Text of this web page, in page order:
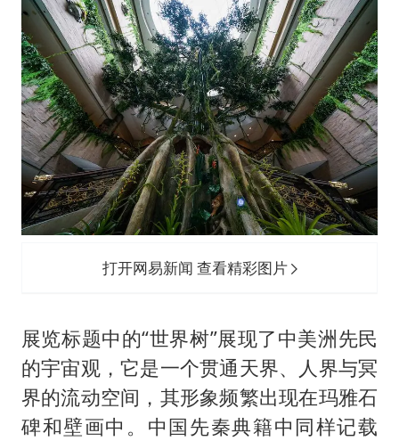
打开网易新闻 查看精彩图片
展览标题中的“世界树”展现了中美洲先民
的宇宙观，它是一个贯通天界、人界与冥
界的流动空间，其形象频繁出现在玛雅石
碑和壁画中。中国先秦典籍中同样记载